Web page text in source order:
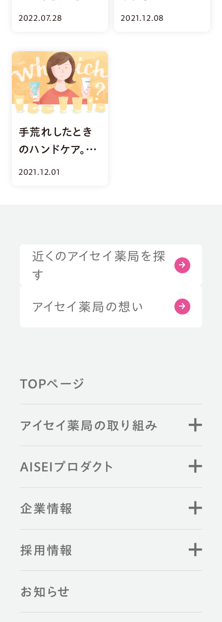
2022.07.28
適？「足」のトリ
2021.12.08
い・消毒・ハンド
2021.12.01
手荒れしたとき
のハンドケア。薬
局で何を買えば
症状・お悩みから探す
部位から探す
近くのアイセイ薬局を探
す
アイセイ薬局の想い
TOPページ
アイセイ薬局の取り組み
AISEIプロダクト
企業情報
採用情報
お知らせ